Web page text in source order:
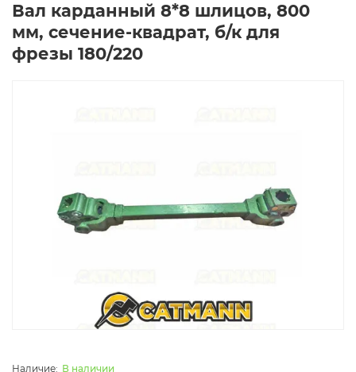
Вал карданный 8*8 шлицов, 800
мм, сечение-квадрат, б/к для
фрезы 180/220
В наличии